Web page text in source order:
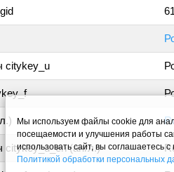
61
citykey_u
(англ.)
Мы используем файлы cookie для
посещаемости и улучшения работы
использовать сайт, вы соглашаетесь
Политикой обработки персональных